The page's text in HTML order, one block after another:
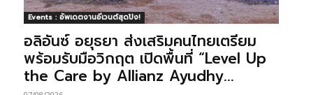
Events : อัพเดตงานอีเวนต์สุดปัง!
อลิอันซ์ อยุธยา ส่งเสริมคนไทยเตรียม
พร้อมรับมือวิกฤต เปิดพื้นที่ “Level Up
the Care by Allianz Ayudhy...